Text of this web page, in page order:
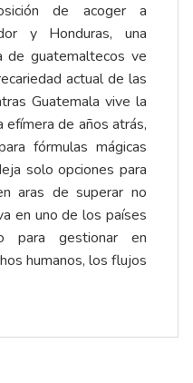
de acoger a
y Honduras, una
de guatemaltecos ve
actual de las
Guatemala vive la
efímera de años atrás,
fórmulas mágicas
solo opciones para
aras de superar no
en uno de los países
para gestionar en
humanos, los flujos